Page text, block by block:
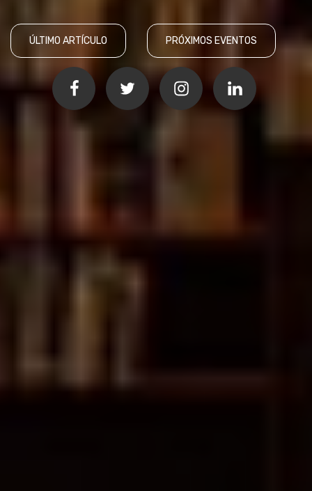
ÚLTIMO ARTÍCULO PRÓXIMOS EVENTOS